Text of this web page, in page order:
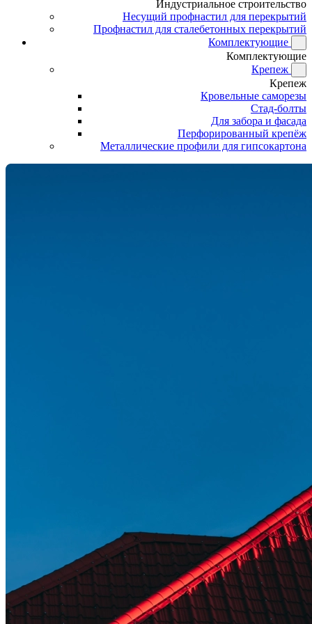
Индустриальное строительство
Несущий профнастил для перекрытий
Профнастил для сталебетонных перекрытий
Комплектующие
Комплектующие
Крепеж
Крепеж
Кровельные саморезы
Стад-болты
Для забора и фасада
Перфорированный крепёж
Металлические профили для гипсокартона